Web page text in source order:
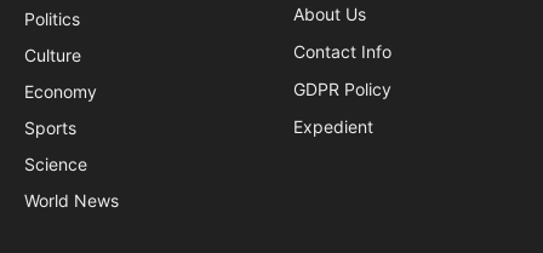
Politics
Culture
Economy
Sports
Science
World News
About Us
Contact Info
GDPR Policy
Expedient